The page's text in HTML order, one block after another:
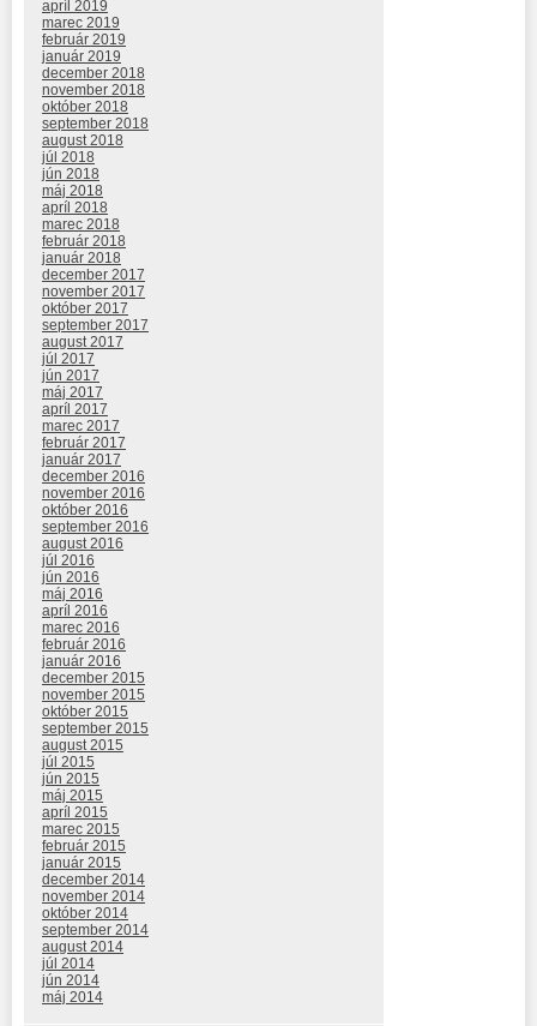
apríl 2019
marec 2019
február 2019
január 2019
december 2018
november 2018
október 2018
september 2018
august 2018
júl 2018
jún 2018
máj 2018
apríl 2018
marec 2018
február 2018
január 2018
december 2017
november 2017
október 2017
september 2017
august 2017
júl 2017
jún 2017
máj 2017
apríl 2017
marec 2017
február 2017
január 2017
december 2016
november 2016
október 2016
september 2016
august 2016
júl 2016
jún 2016
máj 2016
apríl 2016
marec 2016
február 2016
január 2016
december 2015
november 2015
október 2015
september 2015
august 2015
júl 2015
jún 2015
máj 2015
apríl 2015
marec 2015
február 2015
január 2015
december 2014
november 2014
október 2014
september 2014
august 2014
júl 2014
jún 2014
máj 2014